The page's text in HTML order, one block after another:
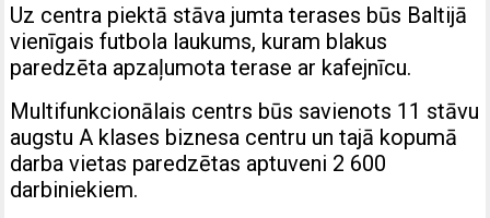
Uz centra piektā stāva jumta terases būs Baltijā
vienīgais futbola laukums, kuram blakus
paredzēta apzaļumota terase ar kafejnīcu.
Multifunkcionālais centrs būs savienots 11 stāvu
augstu A klases biznesa centru un tajā kopumā
darba vietas paredzētas aptuveni 2 600
darbiniekiem.